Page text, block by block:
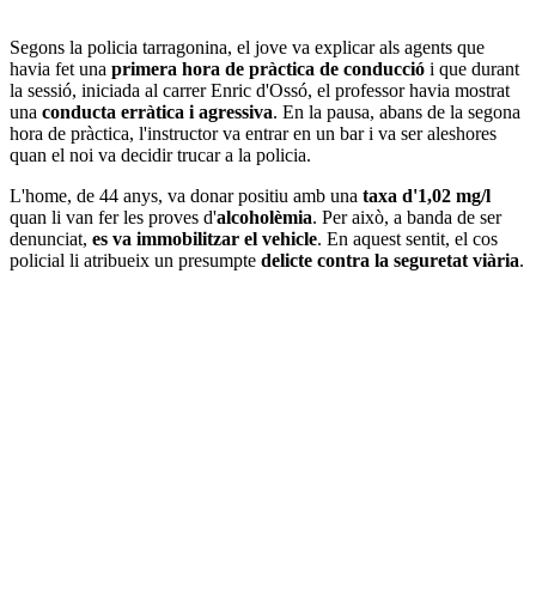
Segons la policia tarragonina, el jove va explicar als agents que
havia fet una primera hora de pràctica de conducció i que durant
la sessió, iniciada al carrer Enric d'Ossó, el professor havia mostrat
una conducta erràtica i agressiva. En la pausa, abans de la segona
hora de pràctica, l'instructor va entrar en un bar i va ser aleshores
quan el noi va decidir trucar a la policia.
L'home, de 44 anys, va donar positiu amb una taxa d'1,02 mg/l
quan li van fer les proves d'alcoholèmia. Per això, a banda de ser
denunciat, es va immobilitzar el vehicle. En aquest sentit, el cos
policial li atribueix un presumpte delicte contra la seguretat viària.